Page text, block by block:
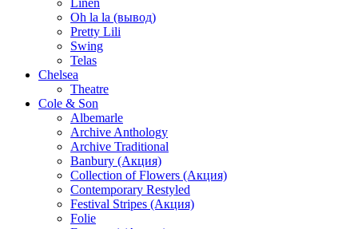
Linen
Oh la la (вывод)
Pretty Lili
Swing
Telas
Chelsea
Theatre
Cole & Son
Albemarle
Archive Anthology
Archive Traditional
Banbury (Акция)
Collection of Flowers (Акция)
Contemporary Restyled
Festival Stripes (Акция)
Folie